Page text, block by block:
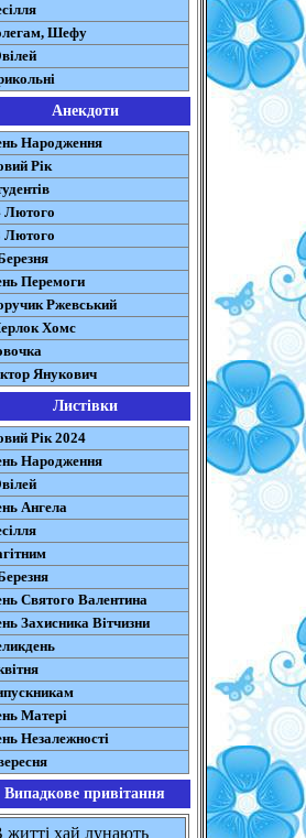
Шефу
Анекдоти
Народження
Рік
Лютого
Лютого
Перемоги
Ржевський
Хомс
Янукович
Листівки
Рік 2024
Народження
Ангела
Святого Валентина
Захисника Вітчизни
Матері
Незалежності
Випадкове привітання
житті хай лунають